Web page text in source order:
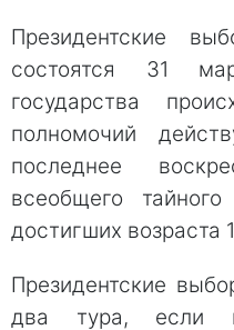
Президентские
состоятся 31
государства
полномочий
последнее
всеобщего
достигших возраста
Президентские
два тура, если